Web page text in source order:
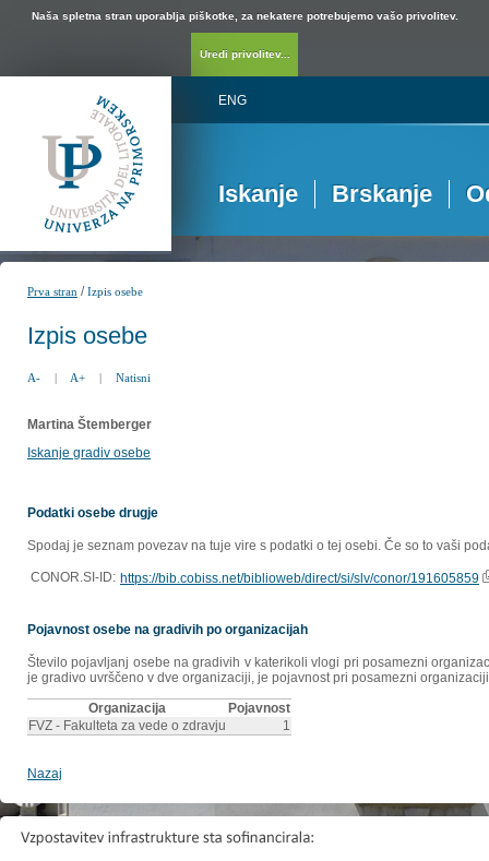
Naša spletna stran uporablja piškotke, za nekatere potrebujemo vašo privolitev.
Uredi privolitev...
ENG
Iskanje Brskanje
Prva stran /Izpis osebe
Izpis osebe
A- | A+ | Natisni
Martina Štemberger
Iskanje gradiv osebe
Podatki osebe drugje
Spodaj je seznam povezav na tuje vire s podatki o tej osebi. Če so to vaši
CONOR.SI-ID: https://bib.cobiss.net/biblioweb/direct/si/slv/conor/191605859
Pojavnost osebe na gradivih po organizacijah
Število pojavljanj osebe na gradivih v katerikoli vlogi pri posamezni
je gradivo uvrščeno v dve organizaciji, je pojavnost pri posamezni
Organizacija
Pojavnost
FVZ - Fakulteta za vede o zdravju
1
Nazaj